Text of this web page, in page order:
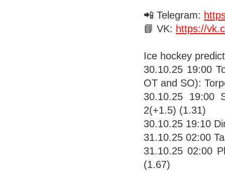
📲 Telegram:
📘 VK: https://
Ice hockey
30.10.25 19:00
OT and SO):
30.10.25 19:00
2(+1.5) (1.31)
30.10.25 19:10
31.10.25 02:00
31.10.25 02:00
(1.67)